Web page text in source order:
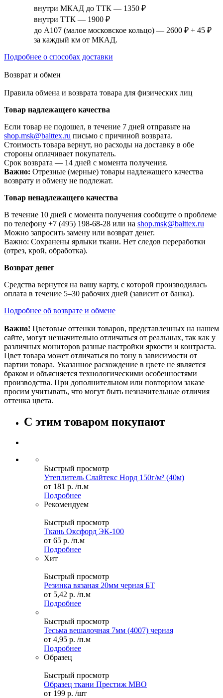
внутри МКАД до ТТК — 1350 ₽
внутри ТТК — 1900 ₽
до А107 (малое московское кольцо) — 2600 ₽ + 45 ₽
за каждый км от МКАД.
Подробнее о способах доставки
Возврат и обмен
Правила обмена и возврата товара для физических лиц
Товар надлежащего качества
Если товар не подошел, в течение 7 дней отправьте на
shop.msk@balttex.ru письмо с причиной возврата.
Стоимость товара вернут, но расходы на доставку в обе
стороны оплачивает покупатель.
Срок возврата — 14 дней с момента получения.
Важно: Отрезные (мерные) товары надлежащего качества
возврату и обмену не подлежат.
Товар ненадлежащего качества
В течение 10 дней с момента получения сообщите о проблеме
по телефону +7 (495) 198-68-28 или на shop.msk@balttex.ru
Можно запросить замену или возврат денег.
Важно: Сохранены ярлыки ткани. Нет следов переработки
(отрез, крой, обработка).
Возврат денег
Средства вернутся на вашу карту, с которой производилась
оплата в течение 5–30 рабочих дней (зависит от банка).
Подробнее об возврате и обмене
Важно! Цветовые оттенки товаров, представленных на нашем
сайте, могут незначительно отличаться от реальных, так как у
различных мониторов разные настройки яркости и контраста.
Цвет товара может отличаться по тону в зависимости от
партии товара. Указанное расхождение в цвете не является
браком и объясняется технологическими особенностями
производства. При дополнительном или повторном заказе
просим учитывать, что могут быть незначительные отличия
оттенка цвета.
С этим товаром покупают
Быстрый просмотр
Утеплитель Слайтекс Норд 150г/м² (40м)
от 181 р. /п.м
Подробнее
Рекомендуем
Быстрый просмотр
Ткань Оксфорд ЭК-100
от 65 р. /п.м
Подробнее
Хит
Быстрый просмотр
Резинка вязаная 20мм черная БТ
от 5,42 р. /п.м
Подробнее
Быстрый просмотр
Тесьма вешалочная 7мм (4007) черная
от 4,95 р. /п.м
Подробнее
Образец
Быстрый просмотр
Образец ткани Престиж МВО
от 199 р. /шт